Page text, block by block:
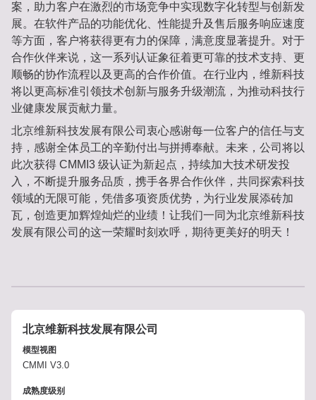
案，助力客户在激烈的市场竞争中实现数字化转型与创新发
展。在软件产品的功能优化、性能提升及售后服务响应速度
等方面，客户将获得更有力的保障，满意度显著提升。对于
合作伙伴来说，这一系列认证象征着更可靠的技术支持、更
顺畅的协作流程以及更高的合作价值。在行业内，维新科技
将以更高标准引领技术创新与服务升级潮流，为推动科技行
业健康发展贡献力量。
北京维新科技发展有限公司衷心感谢每一位客户的信任与支
持，感谢全体员工的辛勤付出与拼搏奉献。未来，公司将以
此次获得 CMMI3 级认证为新起点，持续加大技术研发投
入，不断提升服务品质，携手各界合作伙伴，共同探索科技
领域的无限可能，凭借多项资质优势，为行业发展添砖加
瓦，创造更加辉煌灿烂的业绩！让我们一同为北京维新科技
发展有限公司的这一荣耀时刻欢呼，期待更美好的明天！
北京维新科技发展有限公司
模型视图
CMMI V3.0
成熟度级别